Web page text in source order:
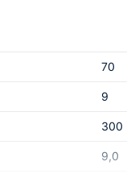
70
9
300
9,0